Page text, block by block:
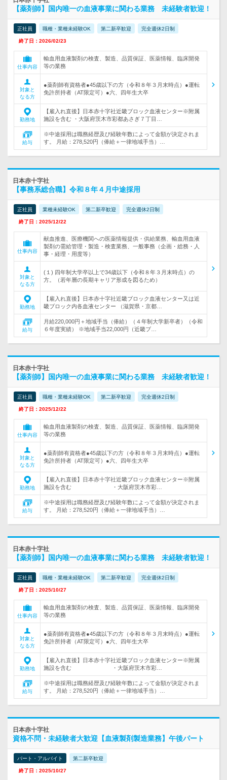
【薬剤師】国内唯一の血液事業に関わる業務 未経験者歓迎！
正社員 職種・業種未経験OK 第二新卒歓迎 完全週休2日制
終了日：2026/02/23
仕事内容
輸血用血液製剤の検査、製造、品質保証、医薬情報、臨床開発
等の業務
対象と
なる方
●薬剤師有資格者●45歳以下の方（令和８年３月末時点）●運転
免許所持者（AT限定可）●六、四年生大卒
勤務地
【雇入れ直後】日本赤十字社近畿ブロック血液センター※附属
施設を含む ・大阪府茨木市彩都あさぎ７丁目…
給与
※中途採用は職務経歴及び経験年数によって金額が決定されま
す。 月給：278,520円（俸給＋一律地域手当）…
日本赤十字社
【事務系総合職】令和８年４月中途採用
正社員 業種未経験OK 第二新卒歓迎 完全週休2日制
終了日：2025/12/22
仕事内容
献血推進、医療機関への医薬情報提供・供給業務、輸血用血液
製剤の需給管理・製造・検査業務、一般事務（企画・総務・人
事・経理・用度等）
対象と
なる方
(１) 四年制大学卒以上で34歳以下（令和８年３月末時点）の
方。（若年層の長期キャリア形成を図るため）
勤務地
【雇入れ直後】日本赤十字社近畿ブロック血液センター又は近
畿ブロック内各血液センター （滋賀県・京都…
給与
月給220,000円＋地域手当（俸給）（４年制大学新卒者）（令和
６年度実績） ※地域手当22,000円（近畿ブ…
日本赤十字社
【薬剤師】国内唯一の血液事業に関わる業務 未経験者歓迎！
正社員 職種・業種未経験OK 第二新卒歓迎 完全週休2日制
終了日：2025/12/22
仕事内容
輸血用血液製剤の検査、製造、品質保証、医薬情報、臨床開発
等の業務
対象と
なる方
●薬剤師有資格者●45歳以下の方（令和８年３月末時点）●運転
免許所持者（AT限定可）●六、四年生大卒
勤務地
【雇入れ直後】日本赤十字社近畿ブロック血液センター※附属
施設を含む ・大阪府茨木市彩…
給与
※中途採用は職務経歴及び経験年数によって金額が決定されま
す。 月給：278,520円（俸給＋一律地域手当）…
日本赤十字社
【薬剤師】国内唯一の血液事業に関わる業務 未経験者歓迎！
正社員 職種・業種未経験OK 第二新卒歓迎 完全週休2日制
終了日：2025/10/27
仕事内容
輸血用血液製剤の検査、製造、品質保証、医薬情報、臨床開発
等の業務
対象と
なる方
●薬剤師有資格者●45歳以下の方（令和８年３月末時点）●運転
免許所持者（AT限定可）●六、四年生大卒
勤務地
【雇入れ直後】日本赤十字社近畿ブロック血液センター※附属
施設を含む ・大阪府茨木市彩…
給与
※中途採用は職務経歴及び経験年数によって金額が決定されま
す。 月給：278,520円（俸給＋一律地域手当）…
日本赤十字社
資格不問・未経験者大歓迎【血液製剤製造業務】午後パート
パート・アルバイト 第二新卒歓迎
終了日：2025/10/27